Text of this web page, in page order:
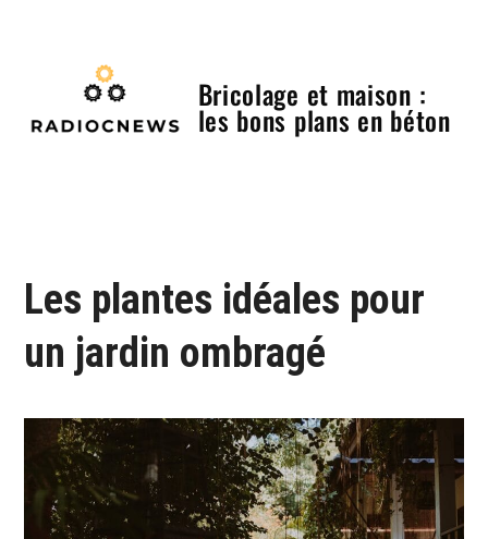
Bricolage et maison :
les bons plans en béton
Les plantes idéales pour
un jardin ombragé